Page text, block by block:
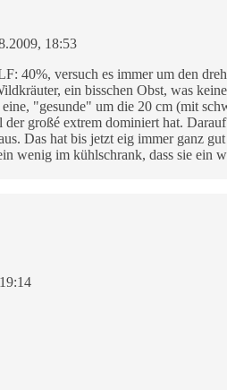
18:53
40%, versuch es immer um den
ein bisschen Obst, was
"gesunde" um die 20 cm (mit
großé extrem dominiert hat.
Das hat bis jetzt eig immer ganz
wenig im kühlschrank, dass sie ein